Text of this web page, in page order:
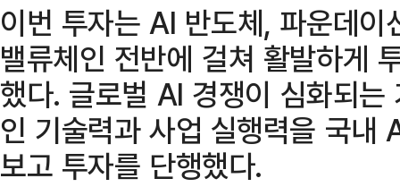
이번 투자는 AI 반도체, 파운데
밸류체인 전반에 걸쳐 활발하게
했다. 글로벌 AI 경쟁이 심화되
인 기술력과 사업 실행력을 국내
보고 투자를 단행했다.